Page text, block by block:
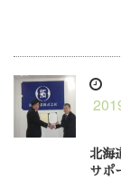
北海
サポ